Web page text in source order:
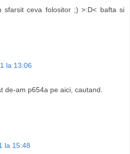
sfarsit ceva folositor ;) >:D< bafta si
la 13:06
de-am p654a pe aici, cautand.
la 15:48